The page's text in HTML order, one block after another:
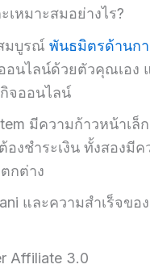
เหมาะสมอย่างไร?
สมบูรณ์พันธมิตรด้านก
อนไลน์ด้วยตัวคุณเอง
จออนไลน์
มีความก้าวหน้าเล็
งชำระเงิน ทั้งสองมี
กต่าง
และความสำเร็จข
Affiliate 3.0